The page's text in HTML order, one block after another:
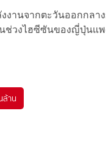
านจากตะวันออกกลาง
นช่วงไฮซีซันของญี่ปุ่นแ
ล้าน